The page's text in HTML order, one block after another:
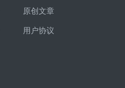
原创文章
用户协议